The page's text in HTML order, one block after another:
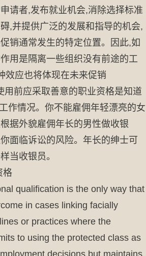
请者,发布就业机会,消除选择标准
,并提供广泛的发展和指导的机会,
销通常发生的特定位置。因此,如
用是隔离一些组织没有前途的工
效应也将体现在未来促销
用前应采取善意的职业资格是知道
作情况。你不能雇佣年轻漂亮的女
据外貌雇佣年长的男性做收银
面临诉讼的风险。年长的绅士可
当收银员。
格
qualification is the only way that
in cases linking facially
or practices where the
to using the protected class as